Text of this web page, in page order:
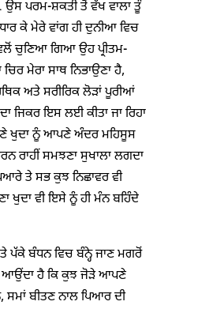
ਪਰਮ-ਸ਼ਕਤੀ ਤੋਂ ਵੱਖ ਵਾਲਾ ਤੂੰ
ਕੇ ਮੇਰੇ ਵਾਂਗ ਹੀ ਦੁਨੀਆ ਵਿਚ
ਚੁਣਿਆ ਗਿਆ ਉਹ ਪ੍ਰੀਤਮ-
ਮੇਰਾ ਸਾਥ ਨਿਭਾਉਣਾ ਹੈ,
ਅਤੇ ਸਰੀਰਿਕ ਲੋੜਾਂ ਪੂਰੀਆਂ
ਜਿਕਰ ਇਸ ਲਈ ਕੀਤਾ ਜਾ ਰਿਹਾ
ਖੁਦਾ ਨੂੰ ਆਪਣੇ ਅੰਦਰ ਮਹਿਸੂਸ
ਰਾਹੀਂ ਸਮਝਣਾ ਸੁਖਾਲਾ ਲਗਦਾ
ਤੇ ਸਭ ਕੁਝ ਨਿਛਾਵਰ ਵੀ
ਖੁਦਾ ਵੀ ਇਸੇ ਨੂੰ ਹੀ ਮੰਨ ਬਹਿੰਦੇ
ਪੱਕੇ ਬੰਧਨ ਵਿਚ ਬੰਨ੍ਹੇ ਜਾਣ ਮਗਰੋਂ
ਆਉਂਦਾ ਹੈ ਕਿ ਕੁਝ ਜੋੜੇ ਆਪਣੇ
ਬੀਤਣ ਨਾਲ ਪਿਆਰ ਦੀ